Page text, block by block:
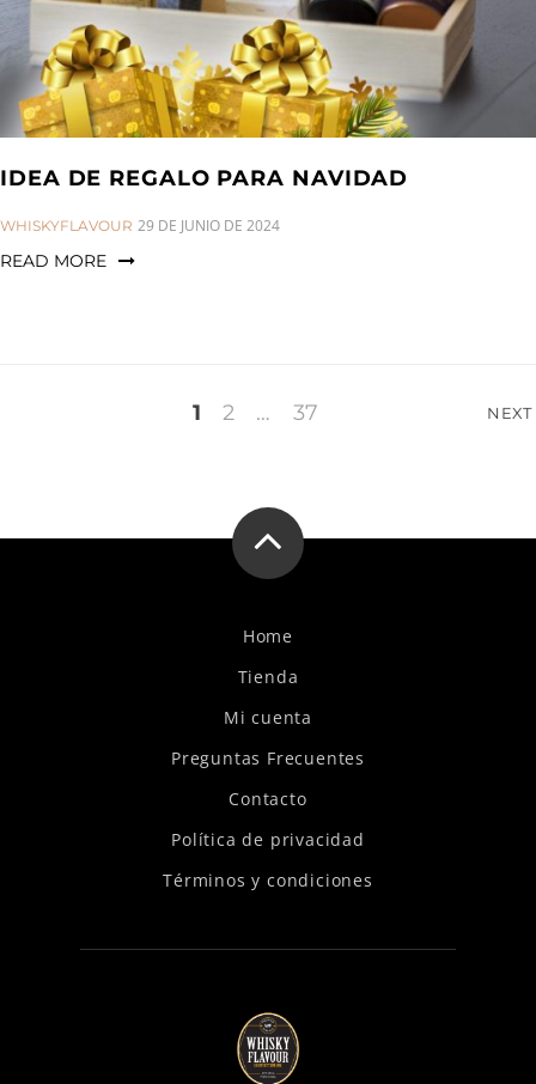
IDEA DE REGALO PARA NAVIDAD
CATEGORIES:
WHISKYFLAVOUR 29 DE JUNIO DE 2024
READ MORE
Paginación
1 2 … 37 NEXT
Home
Tienda
Mi cuenta
Preguntas Frecuentes
Contacto
Política de privacidad
Términos y condiciones